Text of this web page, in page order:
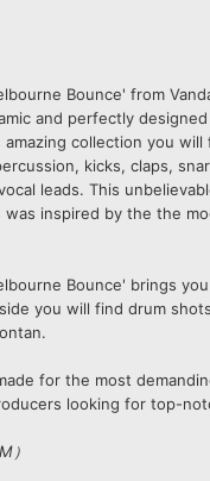
Bounce' from
and perfectly
collection you will
kicks, claps,
leads. This
was inspired by the the
Bounce' brings
you will find drum
for the most
looking for top-
）